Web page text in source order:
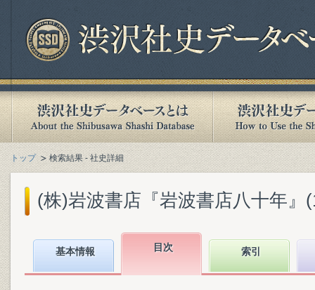
トップ 検索結果 - 社史詳細
(株)岩波書店『岩波書店八十年』
基本情報 目次 索引